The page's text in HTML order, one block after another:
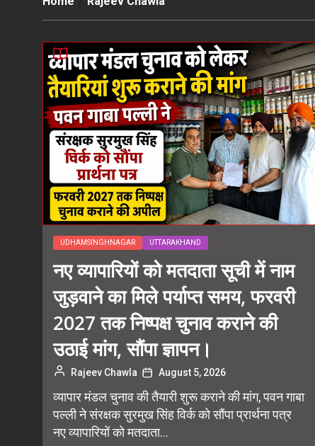
UDHAMSINGHNAGAR UTTARAKHAND
नए व्यापारियों को मतदाता सूची में नाम
जुड़वाने का मिले पर्याप्त समय, फरवरी
2027 तक निष्पक्ष चुनाव कराने की
उठाई मांग, सौंपा ज्ञापन।
Rajeev Chawla August 5, 2026
व्यापार मंडल चुनाव की तैयारी शुरू कराने की मांग, पवन गाबा
पल्ली ने संरक्षक सुरमुख सिंह विर्क को सौंपा प्रार्थना पत्र
नए व्यापारियों को मतदाता...